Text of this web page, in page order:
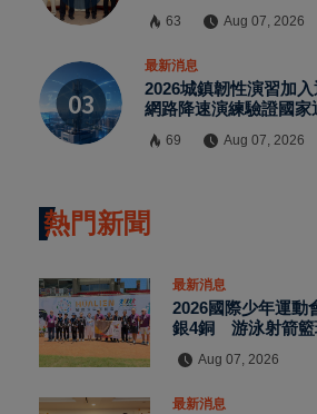
63 Aug 07, 2026
最新消息
2026城鎮韌性演習加
網路降速演練驗證國家
69 Aug 07, 2026
熱門新聞
最新消息
2026國際少年運動
銀4銅 游泳射箭籃
Aug 07, 2026
最新消息